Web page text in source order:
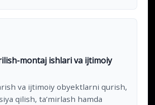
montaj ishlari va ijtimoiy
va ijtimoiy obyektlarni qurish,
qilish, ta’mirlash hamda